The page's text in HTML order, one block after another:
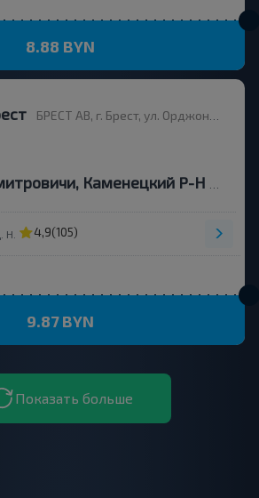
8.88 BYN
БРЕСТ АВ, г. Брест, ул. Орджоникидзе, 12, Беларусь
Н. 4,9(105)
9.87 BYN
Показать больше